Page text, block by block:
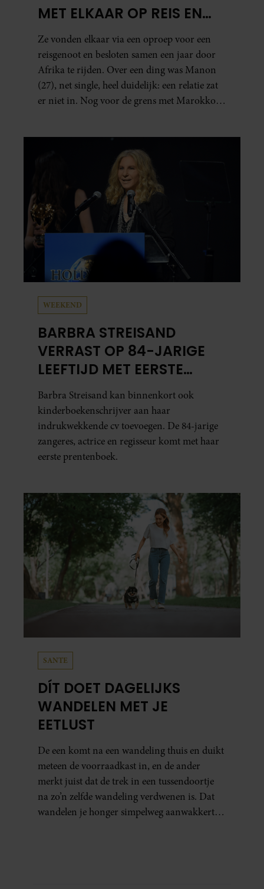
MET ELKAAR OP REIS EN
ZIJN NU EEN STEL: ‘IK ZEI
NOG: DIT WORDT NIETS!’
Ze vonden elkaar via een oproep voor een
reisgenoot en besloten samen een jaar door
Afrika te rijden. Over een ding was Manon
(27), net single, heel duidelijk: een relatie zat
er niet in. Nog voor de grens met Marokko
drie jaar. “Ik had zo stellig gezegd: dit wordt
WEEKEND
BARBRA STREISAND
VERRAST OP 84-JARIGE
LEEFTIJD MET EERSTE
KINDERBOEK
Barbra Streisand kan binnenkort ook
kinderboekenschrijver aan haar
indrukwekkende cv toevoegen. De 84-jarige
zangeres, actrice en regisseur komt met haar
eerste prentenboek.
SANTE
DÍT DOET DAGELIJKS
WANDELEN MET JE
EETLUST
De een komt na een wandeling thuis en duikt
meteen de voorraadkast in, en de ander
merkt juist dat de trek in een tussendoortje
na zo’n zelfde wandeling verdwenen is. Dat
wandelen je honger simpelweg aanwakkert,